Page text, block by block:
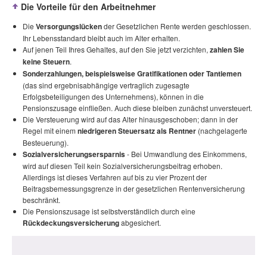
Die Vorteile für den Arbeitnehmer
Die Versorgungslückender Gesetzlichen Rente werden geschlossen.
Ihr Lebensstandard bleibt auch im Alter erhalten.
Auf jenen Teil Ihres Gehaltes, auf den Sie jetzt verzichten, zahlen Sie
keine Steuern.
Sonderzahlungen, beispielsweise Gratifikationen oder Tantiemen
(das sind ergebnisabhängige vertraglich zugesagte
Erfolgsbeteiligungen des Unternehmens), können in die
Pensionszusage einfließen. Auch diese bleiben zunächst unversteuert.
Die Versteuerung wird auf das Alter hinausgeschoben; dann in der
Regel mit einem niedrigeren Steuersatz als Rentner (nachgelagerte
Besteuerung).
Sozialversicherungsersparnis- Bei Umwandlung des Einkommens,
wird auf diesen Teil kein Sozialversicherungsbeitrag erhoben.
Allerdings ist dieses Verfahren auf bis zu vier Prozent der
Beitragsbemessungsgrenze in der gesetzlichen Rentenversicherung
beschränkt.
Die Pensionszusage ist selbstverständlich durch eine
Rückdeckungsversicherungabgesichert.